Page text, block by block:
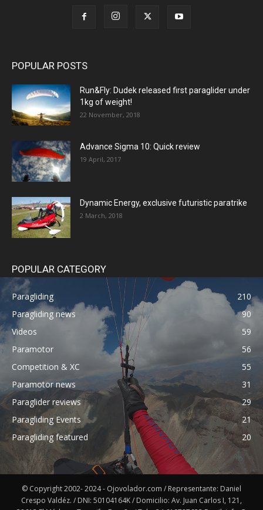
POPULAR POSTS
Run&Fly: Dudek released first paraglider under
1kg of weight!
22 November, 2018
Advance Sigma 10: Quick review
19 April, 2017
Dynamic Energy, exclusive futuristic paratrike
2 March, 2018
POPULAR CATEGORY
Paragliding
210
Paragliding news
90
Videos
59
Paramotor
56
Competition & XC
55
Paramotor news
31
Paraglider reviews
29
Paragliding Events
21
Paragliding featured
20
© Copyright 2002- 2024 - Ojovolador.com / Representante: Daniel
Crespo Valdéz. / DNI: 50104164K / Domicilio: Av. Juan Carlos I, 121,